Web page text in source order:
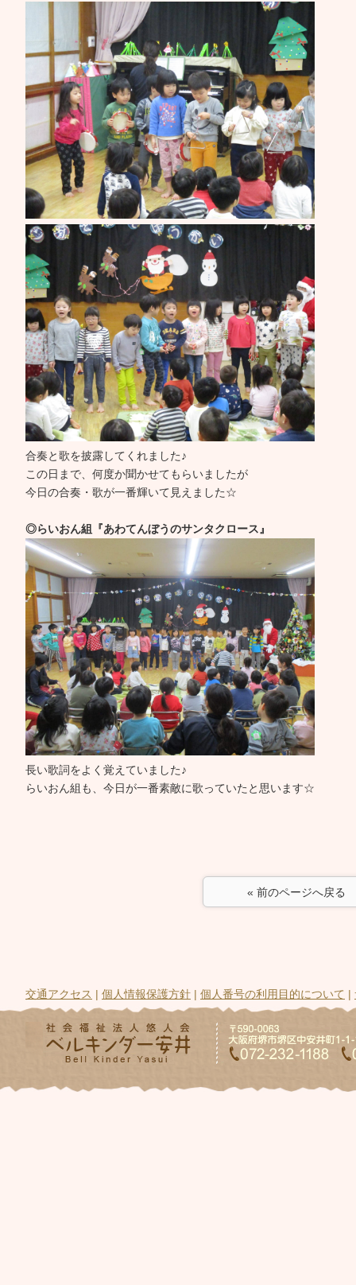
合奏と歌を披露してくれました♪
この日まで、何度か聞かせてもらいましたが
今日の合奏・歌が一番輝いて見えました☆
◎らいおん組『あわてんぼうのサンタクロース』
長い歌詞をよく覚えていました♪
らいおん組も、今日が一番素敵に歌っていたと思います☆
« 前のページへ戻る
交通アクセス | 個人情報保護方針 | 個人番号の利用目的について |